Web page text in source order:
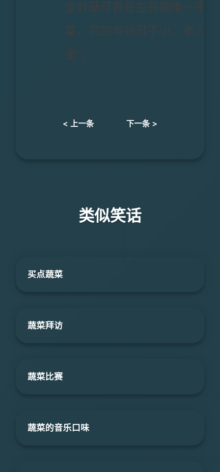
金針菇可真是生長期唯一不
菜，它的本領可不小，老人
金”。
< 上一条 下一条 >
类似笑话
买点蔬菜
蔬菜拜访
蔬菜比赛
蔬菜的音乐口味